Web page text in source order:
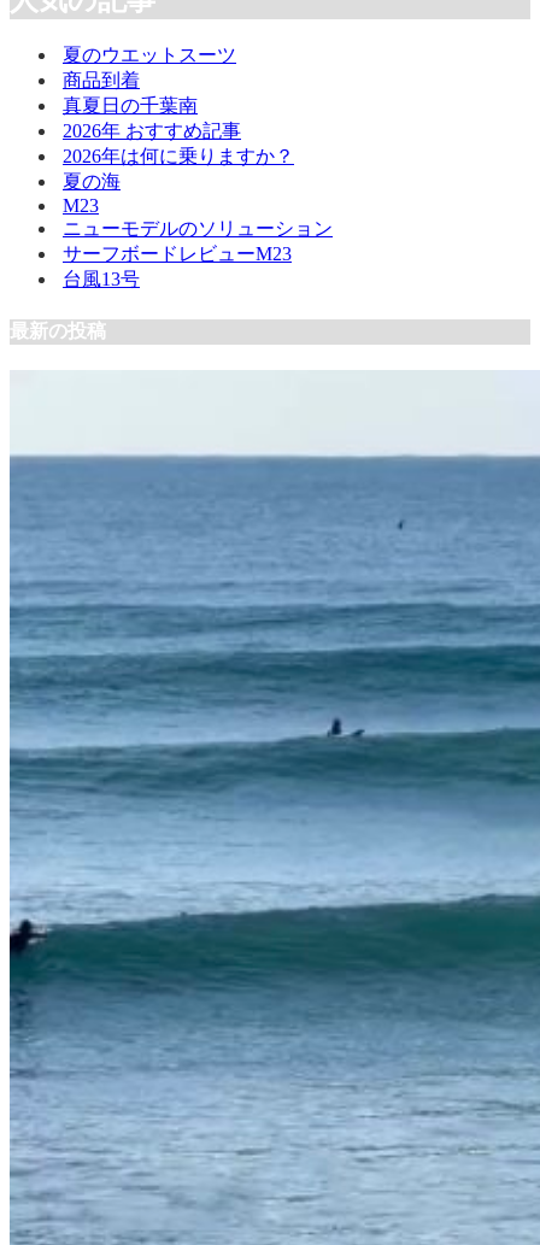
夏のウエットスーツ
商品到着
真夏日の千葉南
2026年 おすすめ記事
2026年は何に乗りますか？
夏の海
M23
ニューモデルのソリューション
サーフボードレビューM23
台風13号
最新の投稿